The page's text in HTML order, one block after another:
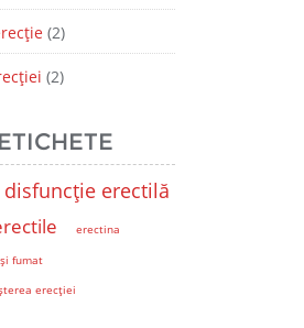
(2)
(2)
disfuncție erectilă
erectina
fumat
erecției